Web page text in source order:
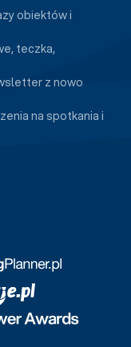
obiektów i
teczka,
z nowo
na spotkania i